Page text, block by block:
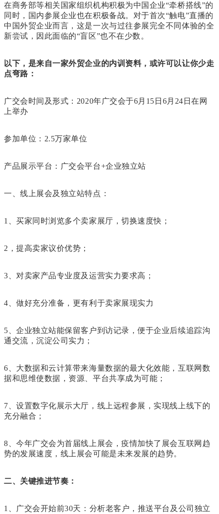
在商务部等相关国家组织机构积极为中国企业“牵桥搭线”的
同时，国内参展企业也在积极备战。对于首次“触电”直播的
中国外贸企业而言，这是一次与过往参展完全不同体验的全
新尝试，因此面临的“盲区”也不在少数。
以下，是来自一家外贸企业的内训资料，或许可以让你少走
点弯路：
广交会时间及形式：2020年广交会于6月15日6月24日在网
上举办
参加单位：2.5万家单位
产品展示平台：广交会平台+企业独立站
一、线上展会及独立站特点：
1、买家同时浏览多个卖家展厅，切换速度快；
2，提高卖家议价优势；
3、对卖家产品专业度及运营实力要求高；
4、做好充分准备，更有利于卖家展现实力
5、企业独立站能保留客户到访记录，便于企业后续追踪沟
通交流，沉淀公司实力；
6、大数据和云计算带来海量数据的最大化效能，互联网数
据和思维使数据，资源、平台共享成为可能；
7、设置数字化展示大厅，线上远程参展，实现线上线下的
充分融合；
8、今年广交会为首届线上展会，疫情加快了展会互联网趋
势的发展速度，线上展会可能是未来发展的趋势。
二、关键推进节奏：
1、广交会开始前30天：分析老客户，推送平台及公司独立